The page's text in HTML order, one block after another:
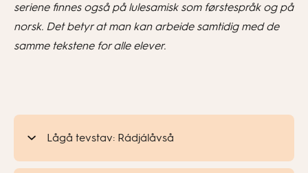
seriene finnes også på lulesamisk som førstespråk og på
norsk. Det betyr at man kan arbeide samtidig med de
samme tekstene for alle elever.
Lågå tevstav: Rádjálåvså